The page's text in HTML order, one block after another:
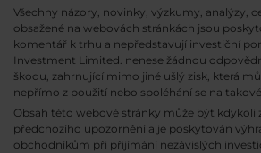
Všechny názory, novinky, výzkumy, analýzy,
obsažené na webovách stránkách jsou
komentář k trhu a nepředstavují investiční
Investment Limited. nenese žádnou
škodu, zahrnující mimo jiné ušlý zisk, která
nepřímo z použití nebo spoléhání se na
Obsah této webové stránky může být kdykoli
předchozího upozornění a je poskytován
obchodníkům při přijímání nezávislých